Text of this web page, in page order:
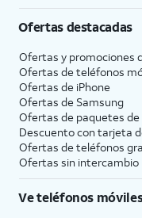
Ofertas destacadas
Ofertas y promociones
Ofertas de teléfonos
Ofertas de iPhone
Ofertas de Samsung
Ofertas de paquetes
Descuento con tarjeta
Ofertas de teléfonos
Ofertas sin intercambio
Ve teléfonos